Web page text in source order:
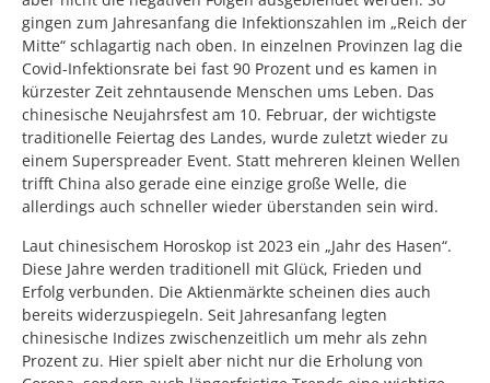
gingen zum Jahresanfang die Infektionszahlen im „Reich der
Mitte“ schlagartig nach oben. In einzelnen Provinzen lag die
Covid-Infektionsrate bei fast 90 Prozent und es kamen in
kürzester Zeit zehntausende Menschen ums Leben. Das
chinesische Neujahrsfest am 10. Februar, der wichtigste
traditionelle Feiertag des Landes, wurde zuletzt wieder zu
einem Superspreader Event. Statt mehreren kleinen Wellen
trifft China also gerade eine einzige große Welle, die
allerdings auch schneller wieder überstanden sein wird.
Laut chinesischem Horoskop ist 2023 ein „Jahr des Hasen“.
Diese Jahre werden traditionell mit Glück, Frieden und
Erfolg verbunden. Die Aktienmärkte scheinen dies auch
bereits widerzuspiegeln. Seit Jahresanfang legten
chinesische Indizes zwischenzeitlich um mehr als zehn
Prozent zu. Hier spielt aber nicht nur die Erholung von